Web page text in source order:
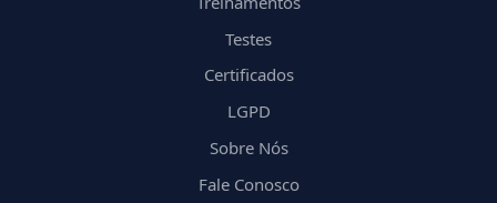
Testes
Certificados
LGPD
Sobre Nós
Fale Conosco